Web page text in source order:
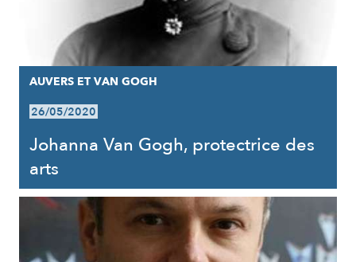
AUVERS ET VAN GOGH
26/05/2020
Johanna Van Gogh, protectrice des
arts